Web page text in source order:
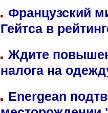
Французский
Гейтса в
Ждите
налога на
Energean